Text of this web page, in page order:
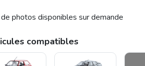
photos disponibles sur demande
compatibles